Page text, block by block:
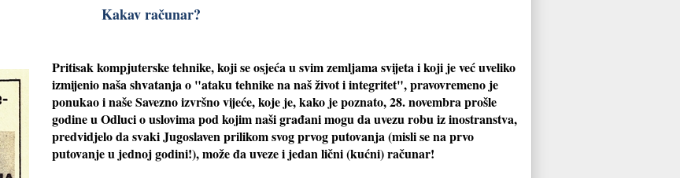
Kakav računar?
Pritisak kompjuterske tehnike, koji se osjeća u svim zemljama svijeta i koji je već uveliko
izmijenio naša shvatanja o "ataku tehnike na naš život i integritet", pravovremeno je
ponukao i naše Savezno izvršno vijeće, koje je, kako je poznato, 28. novembra prošle
godine u Odluci o uslovima pod kojim naši građani mogu da uvezu robu iz inostranstva,
predvidjelo da svaki Jugoslaven prilikom svog prvog putovanja (misli se na prvo
putovanje u jednoj godini!), može đa uveze i jedan lični (kućni) računar!